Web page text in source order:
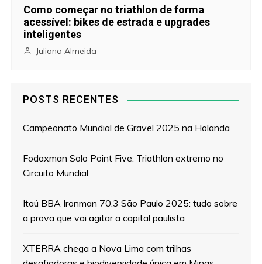
Como começar no triathlon de forma
acessível: bikes de estrada e upgrades
inteligentes
Juliana Almeida
POSTS RECENTES
Campeonato Mundial de Gravel 2025 na Holanda
Fodaxman Solo Point Five: Triathlon extremo no
Circuito Mundial
Itaú BBA Ironman 70.3 São Paulo 2025: tudo sobre
a prova que vai agitar a capital paulista
XTERRA chega a Nova Lima com trilhas